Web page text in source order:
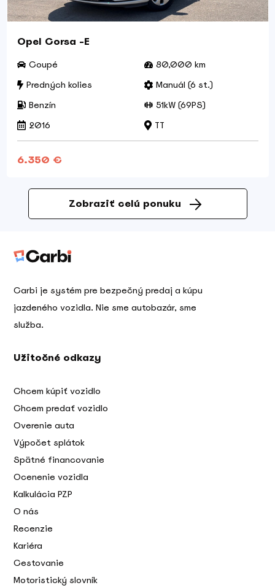
Opel Corsa -E
Coupé
80,000 km
Predných kolies
Manuál (6 st.)
Benzín
51kW (69PS)
2016
TT
6.350 €
Zobraziť celú ponuku
Carbi je systém pre bezpečný predaj a kúpu
jazdeného vozidla. Nie sme autobazár, sme
služba.
Užitočné odkazy
Chcem kúpiť vozidlo
Chcem predať vozidlo
Overenie auta
Výpočet splátok
Spätné financovanie
Ocenenie vozidla
Kalkulácia PZP
O nás
Recenzie
Kariéra
Cestovanie
Motoristický slovník